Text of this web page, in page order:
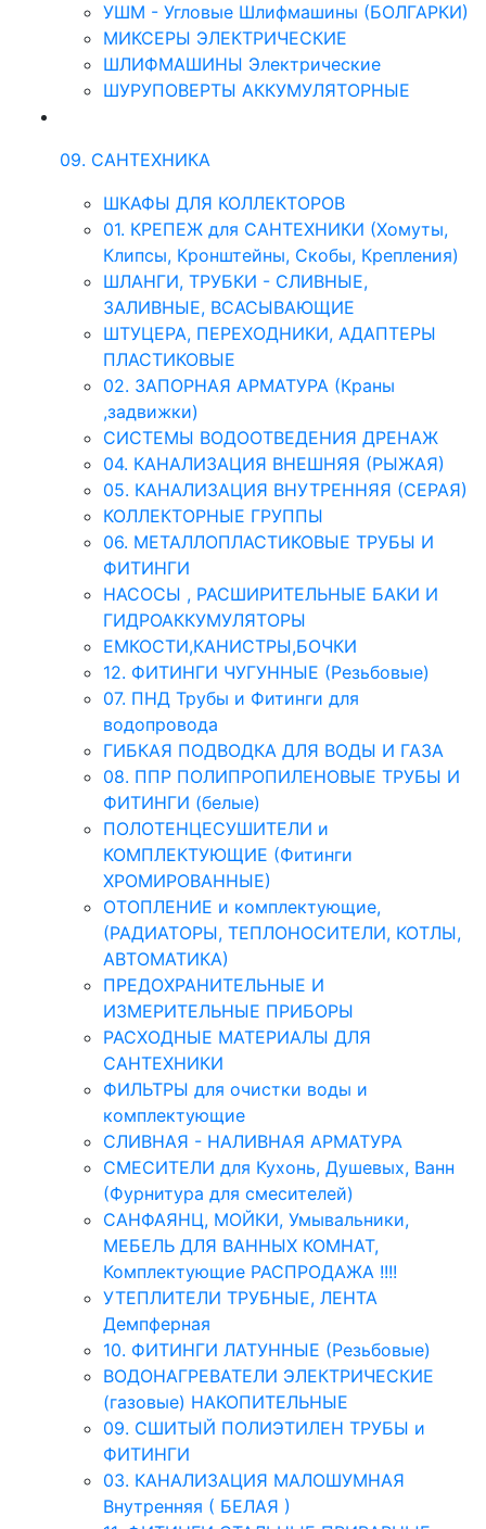
УШМ - Угловые Шлифмашины (БОЛГАРКИ)
МИКСЕРЫ ЭЛЕКТРИЧЕСКИЕ
ШЛИФМАШИНЫ Электрические
ШУРУПОВЕРТЫ АККУМУЛЯТОРНЫЕ
09. САНТЕХНИКА
ШКАФЫ ДЛЯ КОЛЛЕКТОРОВ
01. КРЕПЕЖ для САНТЕХНИКИ (Хомуты,
Клипсы, Кронштейны, Скобы, Крепления)
ШЛАНГИ, ТРУБКИ - СЛИВНЫЕ,
ЗАЛИВНЫЕ, ВСАСЫВАЮЩИЕ
ШТУЦЕРА, ПЕРЕХОДНИКИ, АДАПТЕРЫ
ПЛАСТИКОВЫЕ
02. ЗАПОРНАЯ АРМАТУРА (Краны
,задвижки)
СИСТЕМЫ ВОДООТВЕДЕНИЯ ДРЕНАЖ
04. КАНАЛИЗАЦИЯ ВНЕШНЯЯ (РЫЖАЯ)
05. КАНАЛИЗАЦИЯ ВНУТРЕННЯЯ (СЕРАЯ)
КОЛЛЕКТОРНЫЕ ГРУППЫ
06. МЕТАЛЛОПЛАСТИКОВЫЕ ТРУБЫ И
ФИТИНГИ
НАСОСЫ , РАСШИРИТЕЛЬНЫЕ БАКИ И
ГИДРОАККУМУЛЯТОРЫ
ЕМКОСТИ,КАНИСТРЫ,БОЧКИ
12. ФИТИНГИ ЧУГУННЫЕ (Резьбовые)
07. ПНД Трубы и Фитинги для
водопровода
ГИБКАЯ ПОДВОДКА ДЛЯ ВОДЫ И ГАЗА
08. ППР ПОЛИПРОПИЛЕНОВЫЕ ТРУБЫ И
ФИТИНГИ (белые)
ПОЛОТЕНЦЕСУШИТЕЛИ и
КОМПЛЕКТУЮЩИЕ (Фитинги
ХРОМИРОВАННЫЕ)
ОТОПЛЕНИЕ и комплектующие,
(РАДИАТОРЫ, ТЕПЛОНОСИТЕЛИ, КОТЛЫ,
АВТОМАТИКА)
ПРЕДОХРАНИТЕЛЬНЫЕ И
ИЗМЕРИТЕЛЬНЫЕ ПРИБОРЫ
РАСХОДНЫЕ МАТЕРИАЛЫ ДЛЯ
САНТЕХНИКИ
ФИЛЬТРЫ для очистки воды и
комплектующие
СЛИВНАЯ - НАЛИВНАЯ АРМАТУРА
СМЕСИТЕЛИ для Кухонь, Душевых, Ванн
(Фурнитура для смесителей)
САНФАЯНЦ, МОЙКИ, Умывальники,
МЕБЕЛЬ ДЛЯ ВАННЫХ КОМНАТ,
Комплектующие РАСПРОДАЖА !!!!
УТЕПЛИТЕЛИ ТРУБНЫЕ, ЛЕНТА
Демпферная
10. ФИТИНГИ ЛАТУННЫЕ (Резьбовые)
ВОДОНАГРЕВАТЕЛИ ЭЛЕКТРИЧЕСКИЕ
(газовые) НАКОПИТЕЛЬНЫЕ
09. СШИТЫЙ ПОЛИЭТИЛЕН ТРУБЫ и
ФИТИНГИ
03. КАНАЛИЗАЦИЯ МАЛОШУМНАЯ
Внутренняя ( БЕЛАЯ )